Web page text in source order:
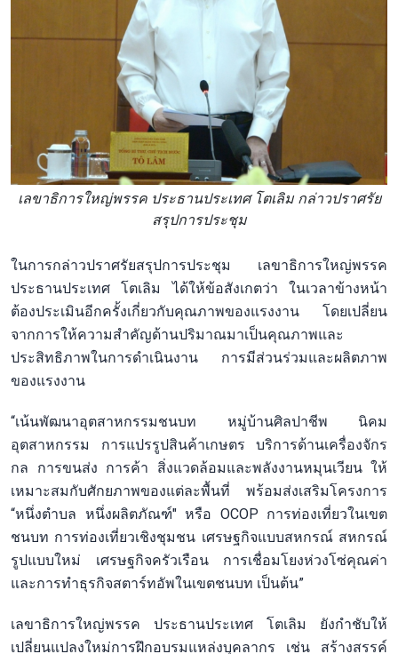
เลขาธิการใหญ่พรรค ประธานประเทศ โตเลิม กล่าวปราศรัย
สรุปการประชุม
ในการกล่าวปราศรัยสรุปการประชุม เลขาธิการใหญ่พรรค
ประธานประเทศ โตเลิม ได้ให้ข้อสังเกตว่า ในเวลาข้างหน้า
ต้องประเมินอีกครั้งเกี่ยวกับคุณภาพของแรงงาน โดยเปลี่ยน
จากการให้ความสำคัญด้านปริมาณมาเป็นคุณภาพและ
ประสิทธิภาพในการดำเนินงาน การมีส่วนร่วมและผลิตภาพ
ของแรงงาน
“เน้นพัฒนาอุตสาหกรรมชนบท หมู่บ้านศิลปาชีพ นิคม
อุตสาหกรรม การแปรรูปสินค้าเกษตร บริการด้านเครื่องจักร
กล การขนส่ง การค้า สิ่งแวดล้อมและพลังงานหมุนเวียน ให้
เหมาะสมกับศักยภาพของแต่ละพื้นที่ พร้อมส่งเสริมโครงการ
“หนึ่งตำบล หนึ่งผลิตภัณฑ์" หรือ OCOP การท่องเที่ยวในเขต
ชนบท การท่องเที่ยวเชิงชุมชน เศรษฐกิจแบบสหกรณ์ สหกรณ์
รูปแบบใหม่ เศรษฐกิจครัวเรือน การเชื่อมโยงห่วงโซ่คุณค่า
และการทำธุรกิจสตาร์ทอัพในเขตชนบท เป็นต้น”
เลขาธิการใหญ่พรรค ประธานประเทศ โตเลิม ยังกำชับให้
เปลี่ยนแปลงใหม่การฝึกอบรมแหล่งบุคลากร เช่น สร้างสรรค์